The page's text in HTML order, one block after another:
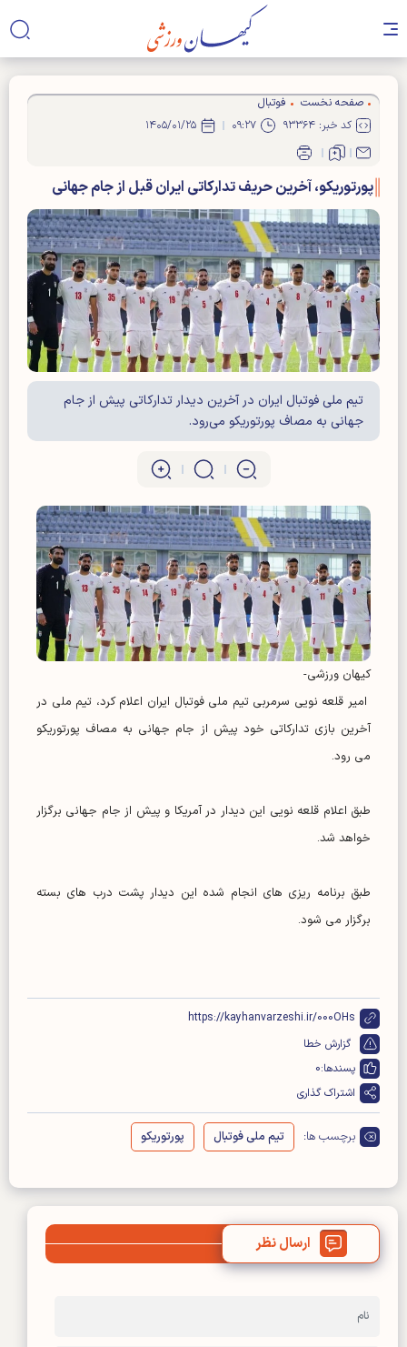
صفحه نخست
فوتبال
کد خبر: ۹۳۳۶۴
۰۹:۲۷ ۱۴۰۵/۰۱/۲۵
پورتوریکو، آخرین حریف تدارکاتی ایران قبل از جام جهانی
تیم ملی فوتبال ایران در آخرین دیدار تدارکاتی پیش از جام
جهانی به مصاف پورتوریکو می‌رود.
کیهان ورزشی-
امیر قلعه نویی سرمربی تیم ملی فوتبال ایران اعلام کرد، تیم ملی در
آخرین بازی تدارکاتی خود پیش از جام جهانی به مصاف پورتوریکو
می رود.
طبق اعلام قلعه نویی این دیدار در آمریکا و پیش از جام جهانی برگزار
خواهد شد.
طبق برنامه ریزی های انجام شده این دیدار پشت درب های بسته
برگزار می شود.
https://kayhanvarzeshi.ir/000OHs
گزارش خطا
پسندها:0
اشتراک گذاری
برچسب ها: تیم ملی فوتبال پورتوریکو
ارسال نظر